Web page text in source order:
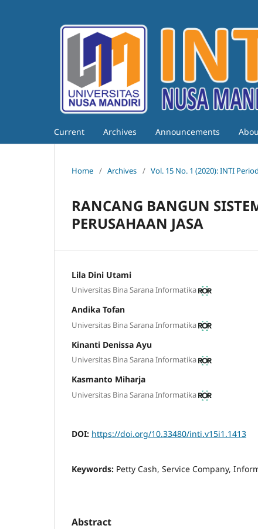
Current Archives Announcements
Home / Archives / Vol. 15 No. 1 (2020): INTI
RANCANG BANGUN
PERUSAHAAN JASA
Lila Dini Utami
Universitas Bina Sarana Informatika
Andika Tofan
Universitas Bina Sarana Informatika
Kinanti Denissa Ayu
Universitas Bina Sarana Informatika
Kasmanto Miharja
Universitas Bina Sarana Informatika
DOI: https://doi.org/10.33480/inti.v15i1.1413
Keywords: Petty Cash, Service Company,
Abstract